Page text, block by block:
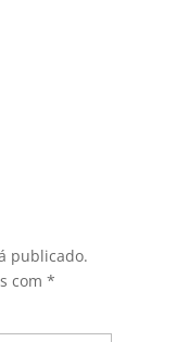
publicado.
com *